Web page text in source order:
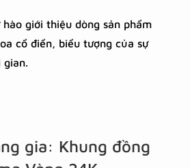
hào giới thiệu dòng sản phẩm
cổ điển, biểu tượng của sự
gian.
gia: Khung đồng